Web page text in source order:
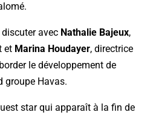
avec Nathalie Bajeux,
et Marina Houdayer, directrice
le développement de
groupe Havas.
star qui apparaît à la fin de